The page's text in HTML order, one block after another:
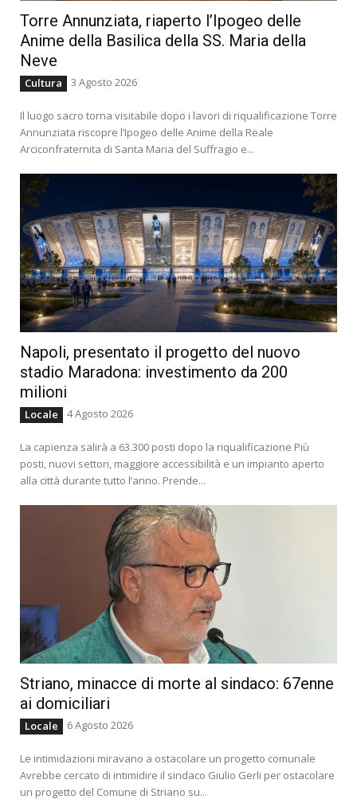
Torre Annunziata, riaperto l’Ipogeo delle
Anime della Basilica della SS. Maria della
Neve
Cultura 3 Agosto 2026
Il luogo sacro torna visitabile dopo i lavori di riqualificazione Torre
Annunziata riscopre l’Ipogeo delle Anime della Reale
Arciconfraternita di Santa Maria del Suffragio e...
Napoli, presentato il progetto del nuovo
stadio Maradona: investimento da 200
milioni
Locale 4 Agosto 2026
La capienza salirà a 63.300 posti dopo la riqualificazione Più
posti, nuovi settori, maggiore accessibilità e un impianto aperto
alla città durante tutto l’anno. Prende...
Striano, minacce di morte al sindaco: 67enne
ai domiciliari
Locale 6 Agosto 2026
Le intimidazioni miravano a ostacolare un progetto comunale
Avrebbe cercato di intimidire il sindaco Giulio Gerli per ostacolare
un progetto del Comune di Striano su...